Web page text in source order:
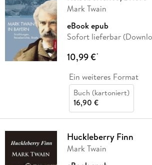
Mark Twain
eBook epub
Sofort lieferbar
10,99 €*
Ein weiteres Format
Buch (kartoniert)
16,90 €
Huckleberry Finn
Mark Twain